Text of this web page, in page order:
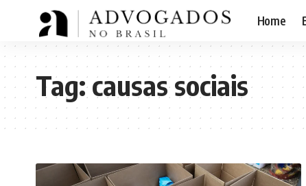
Home
Tag:causas sociais